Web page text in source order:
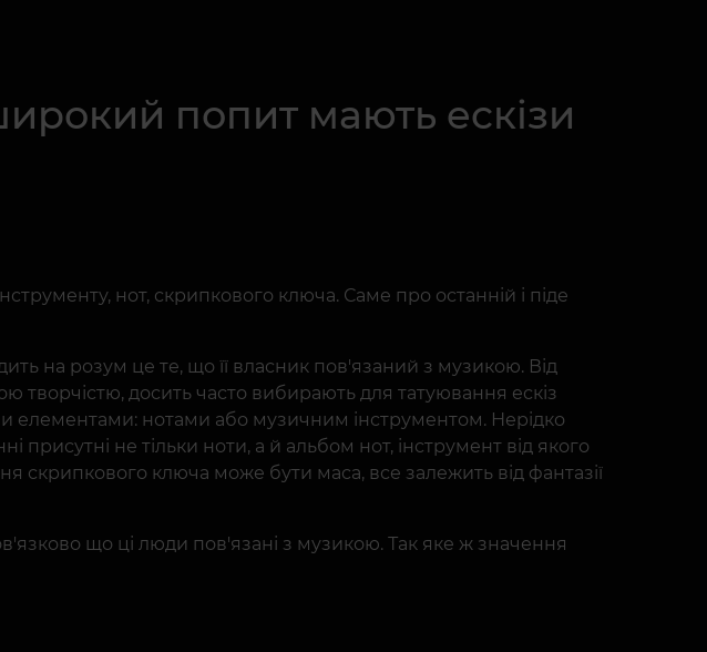
попит мають ескізи
нот, скрипкового ключа. Саме про останній і піде
на розум це те, що її власник пов'язаний з музикою. Від
творчістю, досить часто вибирають для татуювання ескіз
елементами: нотами або музичним інструментом. Нерідко
не тільки ноти, а й альбом нот, інструмент від якого
скрипкового ключа може бути маса, все залежить від фантазії
що ці люди пов'язані з музикою. Так яке ж значення